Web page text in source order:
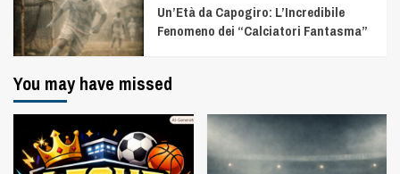
Un’Età da Capogiro: L’Incredibile
Fenomeno dei “Calciatori Fantasma”
You may have missed